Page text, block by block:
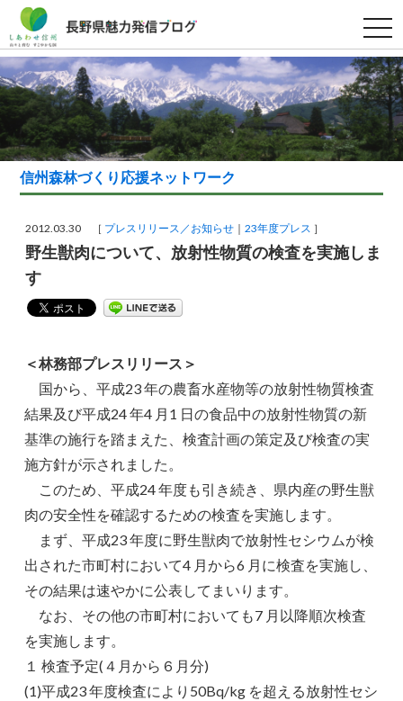
t
o
g
g
l
e
n
a
v
g
i
信州森林づくり応援ネットワーク
2012.03.30 ［ プレスリリース／お知らせ 23年度プレス ］
野生獣肉について、放射性物質の検査を実施しま
す
＜林務部プレスリリース＞
国から、平成23 年の農畜水産物等の放射性物質検査
結果及び平成24 年4 月1 日の食品中の放射性物質の新
基準の施行を踏まえた、検査計画の策定及び検査の実
施方針が示されました。
このため、平成24 年度も引き続き、県内産の野生獣
肉の安全性を確認するための検査を実施します。
まず、平成23 年度に野生獣肉で放射性セシウムが検
出された市町村において4 月から6 月に検査を実施し、
その結果は速やかに公表してまいります。
なお、その他の市町村においても7 月以降順次検査
を実施します。
１ 検査予定(４月から６月分)
(1)平成23 年度検査により50Bq/kg を超える放射性セシ